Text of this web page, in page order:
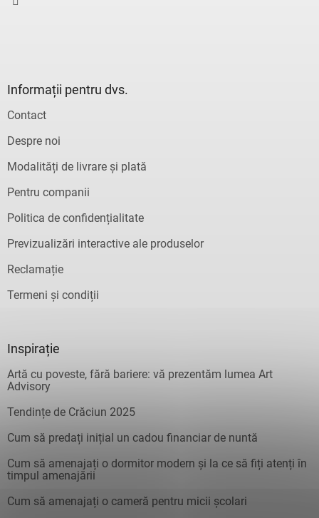
Informații pentru dvs.
Contact
Despre noi
Modalități de livrare și plată
Pentru companii
Politica de confidențialitate
Previzualizări interactive ale produselor
Reclamație
Termeni și condiții
Inspirație
Artă cu poveste, fără bariere: vă prezentăm lumea Art
Advisory
Tendințe de Crăciun 2025
Cum să predați inițial un cadou financiar de nuntă
Cum să amenajați o dormitor modern și la ce să fiți atenți în
timpul amenajării
Cum să amenajați o cameră pentru micii școlari